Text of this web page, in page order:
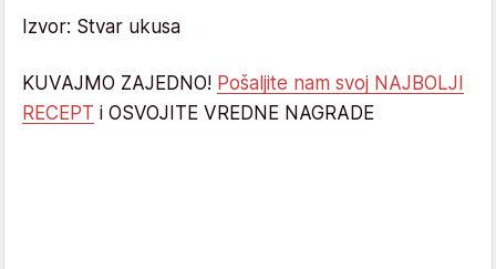
Izvor: Stvar ukusa
KUVAJMO ZAJEDNO! Pošaljite nam svoj NAJBOLJI
RECEPT i OSVOJITE VREDNE NAGRADE